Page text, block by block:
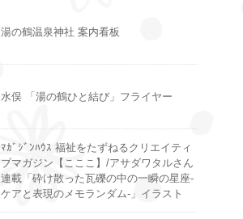
湯の鶴温泉神社 案内看板
水俣 「湯の鶴ひと結び」フライヤー
ﾏｶﾞｼﾞﾝﾊｳｽ 福祉をたずねるクリエイティ
ブマガジン【こここ】/アサダワタルさん
連載「砕け散った瓦礫の中の一瞬の星座-
ケアと表現のメモランダム-」イラスト